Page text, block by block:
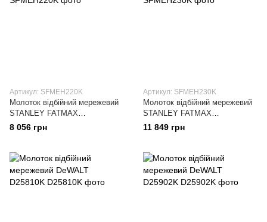
Артикул: SFMEH220K
Молоток відбійний мережевий
STANLEY FATMAX
SFMEH220K
8 056 грн
Артикул: SFMEH230K
Молоток відбійний мережевий
STANLEY FATMAX
SFMEH230K
11 849 грн